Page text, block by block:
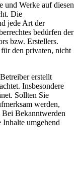
und Werke auf diesen
Die
jede Art der
bedürfen der
bzw. Erstellers.
den privaten, nicht
erstellt
Insbesondere
Sollten Sie
werden,
Bekanntwerden
umgehend